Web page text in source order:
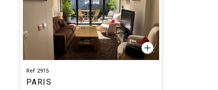
Ref 2915
PARIS